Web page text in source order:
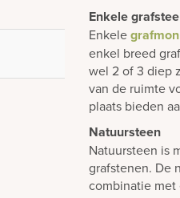
Enkele
Enkele
enkel breed
wel 2 of 3 diep
van de ruimte
plaats bieden
Natuursteen
Natuursteen is
grafstenen. De
combinatie met